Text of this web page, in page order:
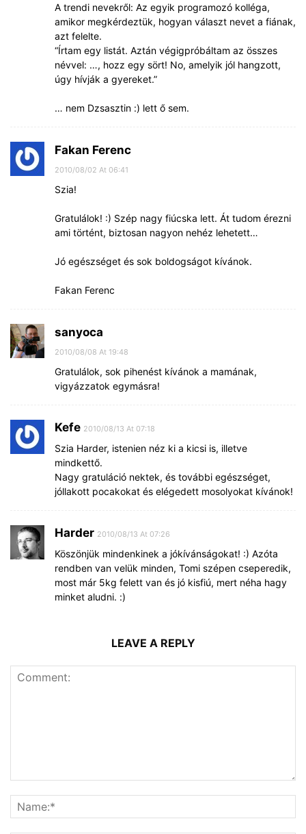
A trendi nevekről: Az egyik programozó kolléga,
amikor megkérdeztük, hogyan választ nevet a fiának,
azt felelte.
“Írtam egy listát. Aztán végigpróbáltam az összes
névvel: …, hozz egy sört! No, amelyik jól hangzott,
úgy hívják a gyereket.”
… nem Dzsasztin :) lett ő sem.
Fakan Ferenc
2010/08/02 At 06:41
Szia!
Gratulálok! :) Szép nagy fiúcska lett. Át tudom érezni
ami történt, biztosan nagyon nehéz lehetett…
Jó egészséget és sok boldogságot kívánok.
Fakan Ferenc
sanyoca
2010/08/08 At 19:48
Gratulálok, sok pihenést kívánok a mamának,
vigyázzatok egymásra!
Kefe 2010/08/13 At 07:18
Szia Harder, istenien néz ki a kicsi is, illetve
mindkettő.
Nagy gratuláció nektek, és további egészséget,
jóllakott pocakokat és elégedett mosolyokat kívánok!
Harder 2010/08/13 At 07:26
Köszönjük mindenkinek a jókívánságokat! :) Azóta
rendben van velük minden, Tomi szépen cseperedik,
most már 5kg felett van és jó kisfiú, mert néha hagy
minket aludni. :)
LEAVE A REPLY